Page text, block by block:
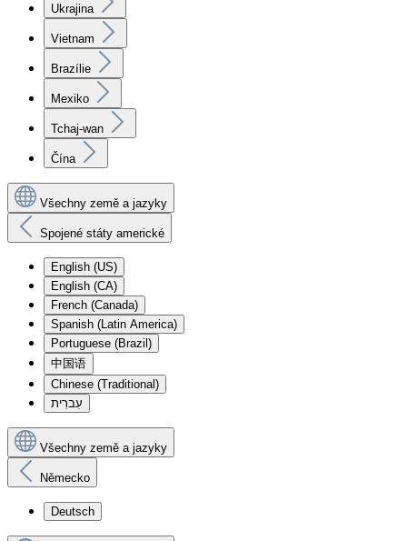
Ukrajina
Vietnam
Brazílie
Mexiko
Tchaj-wan
Čína
Všechny země a jazyky
Spojené státy americké
English (US)
English (CA)
French (Canada)
Spanish (Latin America)
Portuguese (Brazil)
中国语
Chinese (Traditional)
עִברִית
Všechny země a jazyky
Německo
Deutsch